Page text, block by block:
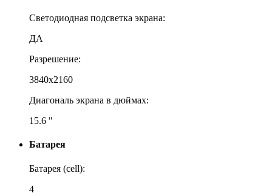
Светодиодная подсветка экрана:
ДА
Разрешение:
3840x2160
Диагональ экрана в дюймах:
15.6 "
Батарея
Батарея (cell):
4